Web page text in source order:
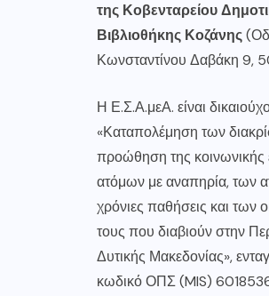
της Κοβενταρείου
Βιβλιοθήκης Κοζάνης
Κωνσταντίνου Δαβάκη 9,
Η Ε.Σ.Α.μεΑ. είναι
«Καταπολέμηση των
προώθηση της κοινωνικής
ατόμων με αναπηρία, των
χρόνιες παθήσεις και των
τους που διαβιούν στην
Δυτικής Μακεδονίας»,
κωδικό ΟΠΣ (MIS)